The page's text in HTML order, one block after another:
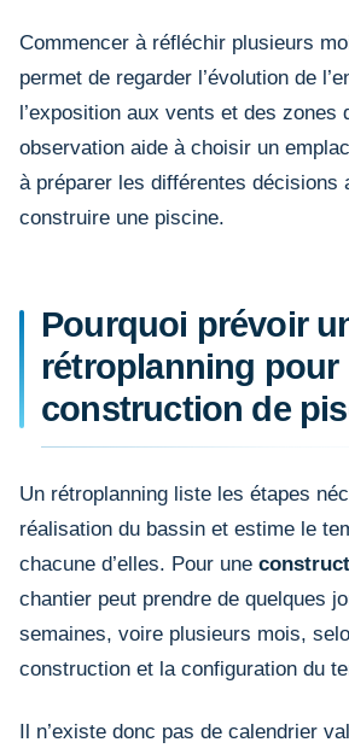
Commencer à réfléchir plusieurs
permet de regarder l’évolution de
l’exposition aux vents et des zones
observation aide à choisir un
à préparer les différentes décisions
construire une piscine.
Pourquoi prévoir
rétroplanning pour
construction de
Un rétroplanning liste les étapes
réalisation du bassin et estime le
chacune d’elles. Pour une
chantier peut prendre de quelques
semaines, voire plusieurs mois,
construction et la configuration du
Il n’existe donc pas de calendrier